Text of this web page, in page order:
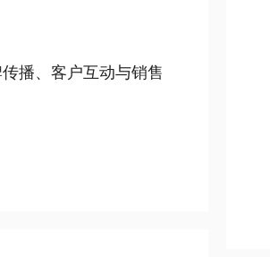
播、客户互动与销售